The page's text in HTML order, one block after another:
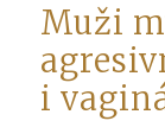
Muži
i